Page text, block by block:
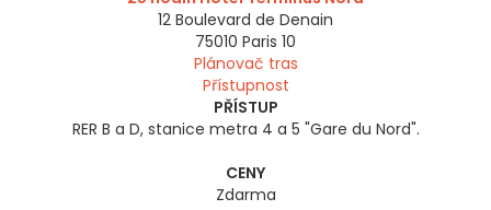
12 Boulevard de Denain
75010 Paris 10
Plánovač tras
Přístupnost
PŘÍSTUP
RER B a D, stanice metra 4 a 5 "Gare du Nord".
CENY
Zdarma